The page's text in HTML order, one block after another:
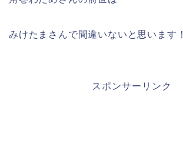
みけたまさんで間違いないと思います！
スポンサーリンク